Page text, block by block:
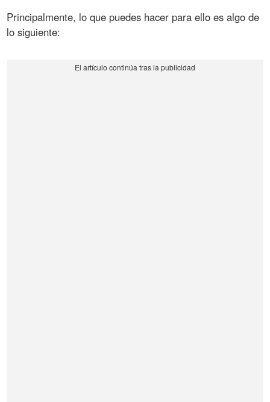
Principalmente, lo que puedes hacer para ello es algo de
lo siguiente: